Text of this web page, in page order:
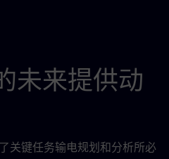
未来提供动
关键任务输电规划和分析所必